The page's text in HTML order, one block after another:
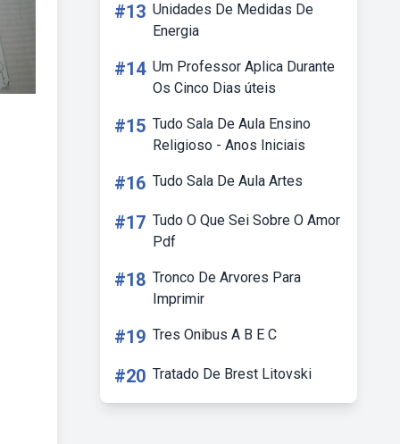
#13 Unidades De Medidas De
Energia
#14 Um Professor Aplica Durante
Os Cinco Dias úteis
#15 Tudo Sala De Aula Ensino
Religioso - Anos Iniciais
#16 Tudo Sala De Aula Artes
#17 Tudo O Que Sei Sobre O Amor
Pdf
#18 Tronco De Arvores Para
Imprimir
#19 Tres Onibus A B E C
#20 Tratado De Brest Litovski